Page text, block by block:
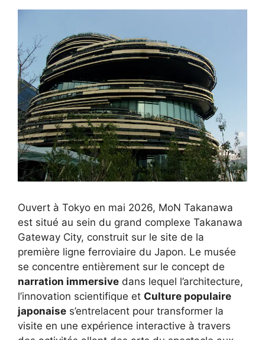
Ouvert à Tokyo en mai 2026, MoN Takanawa
est situé au sein du grand complexe Takanawa
Gateway City, construit sur le site de la
première ligne ferroviaire du Japon. Le musée
se concentre entièrement sur le concept de
narration immersive dans lequel l’architecture,
l’innovation scientifique et Culture populaire
japonaise s’entrelacent pour transformer la
visite en une expérience interactive à travers